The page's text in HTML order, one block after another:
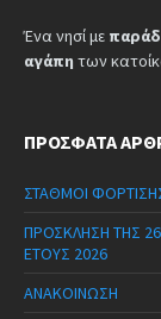
Ένα νησί με
αγάπη των
ΠΡΌΣΦΑΤΑ
ΣΤΑΘΜΟΙ
ΠΡΟΣΚΛΗΣΗ ΤΗΣ
ΕΤΟΥΣ 2026
ΑΝΑΚΟΙΝΩΣΗ